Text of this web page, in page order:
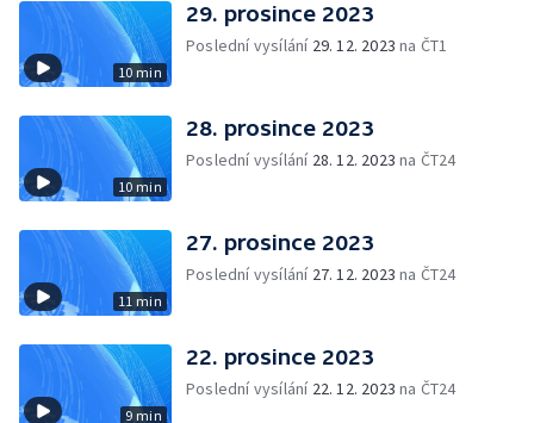
10 min
29. prosince 2023
Poslední vysílání 29. 12. 2023 na ČT1
10 min
28. prosince 2023
Poslední vysílání 28. 12. 2023 na ČT24
11 min
27. prosince 2023
Poslední vysílání 27. 12. 2023 na ČT24
9 min
22. prosince 2023
Poslední vysílání 22. 12. 2023 na ČT24